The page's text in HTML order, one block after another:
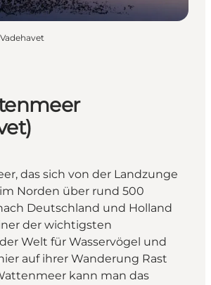
das sich von der Landzunge
Norden über rund 500
Deutschland und Holland
der wichtigsten
Welt für Wasservögel und
auf ihrer Wanderung Rast
kann man das